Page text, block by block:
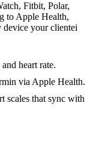
Fitbit, Polar,
to Apple Health,
device your clientei
heart rate.
via Apple Health.
scales that sync with